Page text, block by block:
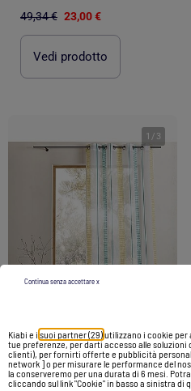
Kiabi e i suoi partner (29)utilizzano i cookie per
tue preferenze, per darti accesso alle
clienti), per fornirti offerte e pubblicità
network ] o per misurare le performance del
la conserveremo per una durata di 6 mesi.
cliccando sul link "Cookie" in basso a sinistra di
Continua senza accettare x
49,34 € 23,00 €
Vedi prodotto
1 / 3
Tenda a raggiera con righe verticali e pois